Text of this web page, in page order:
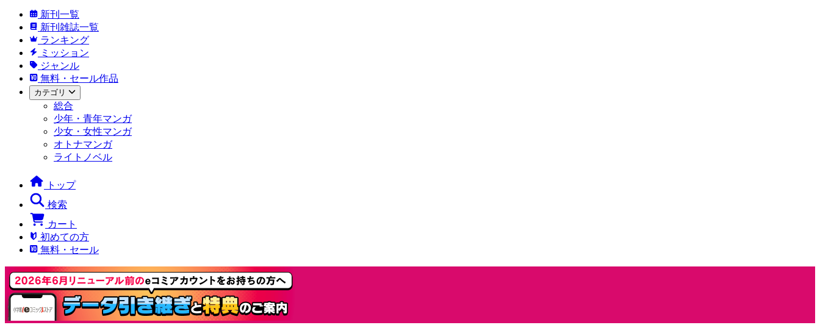
新刊一覧
新刊雑誌一覧
ランキング
ミッション
ジャンル
無料・セール作品
カテゴリ
総合
少年・青年マンガ
少女・女性マンガ
オトナマンガ
ライトノベル
トップ
検索
カート
初めての方
無料・セール